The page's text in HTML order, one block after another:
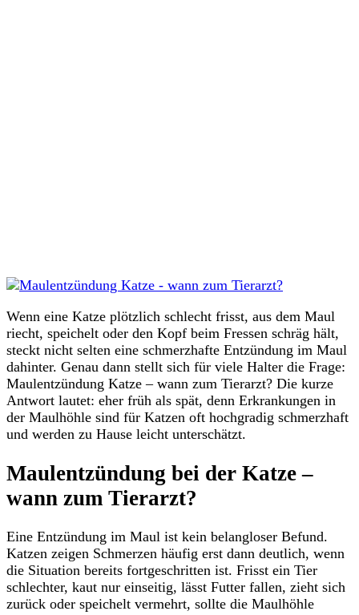
Wenn eine Katze plötzlich schlecht frisst, aus dem Maul
riecht, speichelt oder den Kopf beim Fressen schräg hält,
steckt nicht selten eine schmerzhafte Entzündung im Maul
dahinter. Genau dann stellt sich für viele Halter die Frage:
Maulentzündung Katze – wann zum Tierarzt? Die kurze
Antwort lautet: eher früh als spät, denn Erkrankungen in
der Maulhöhle sind für Katzen oft hochgradig schmerzhaft
und werden zu Hause leicht unterschätzt.
Maulentzündung bei der Katze –
wann zum Tierarzt?
Eine Entzündung im Maul ist kein belangloser Befund.
Katzen zeigen Schmerzen häufig erst dann deutlich, wenn
die Situation bereits fortgeschritten ist. Frisst ein Tier
schlechter, kaut nur einseitig, lässt Futter fallen, zieht sich
zurück oder speichelt vermehrt, sollte die Maulhöhle